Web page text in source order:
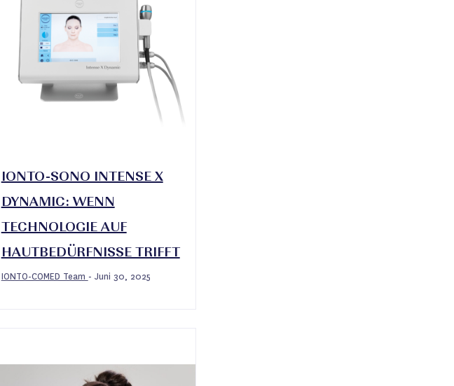
IONTO-SONO INTENSE X
DYNAMIC: WENN
TECHNOLOGIE AUF
HAUTBEDÜRFNISSE TRIFFT
IONTO-COMED Team - Juni 30, 2025